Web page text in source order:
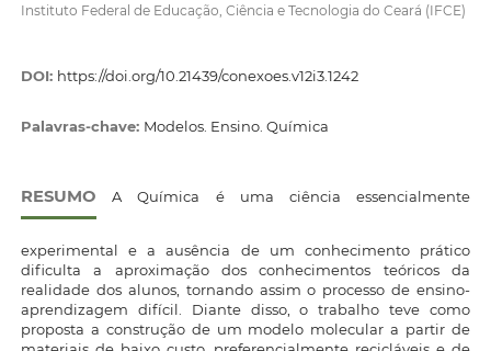
Instituto Federal de Educação, Ciência e Tecnologia do Ceará (IFCE)
DOI: https://doi.org/10.21439/conexoes.v12i3.1242
Palavras-chave: Modelos. Ensino. Química
RESUMO A Química é uma ciência essencialmente
experimental e a ausência de um conhecimento prático
dificulta a aproximação dos conhecimentos teóricos da
realidade dos alunos, tornando assim o processo de ensino-
aprendizagem difícil. Diante disso, o trabalho teve como
proposta a construção de um modelo molecular a partir de